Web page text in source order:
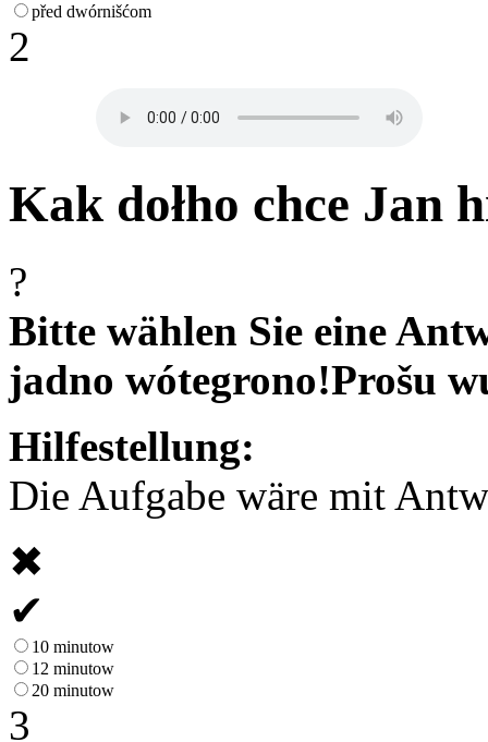
před dwórnišćom
2
Kak dołho chce Jan
?
Bitte wählen Sie eine
jadno wótegrono!Prošu
Hilfestellung:
Die Aufgabe wäre mit
✖
✔
10 minutow
12 minutow
20 minutow
3